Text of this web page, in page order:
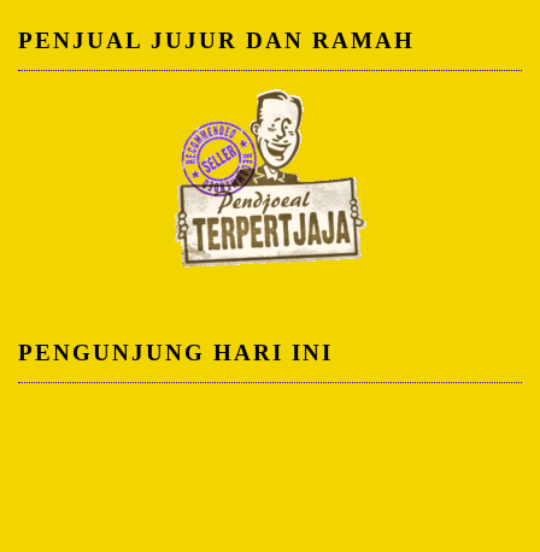
PENJUAL JUJUR DAN RAMAH
PENGUNJUNG HARI INI